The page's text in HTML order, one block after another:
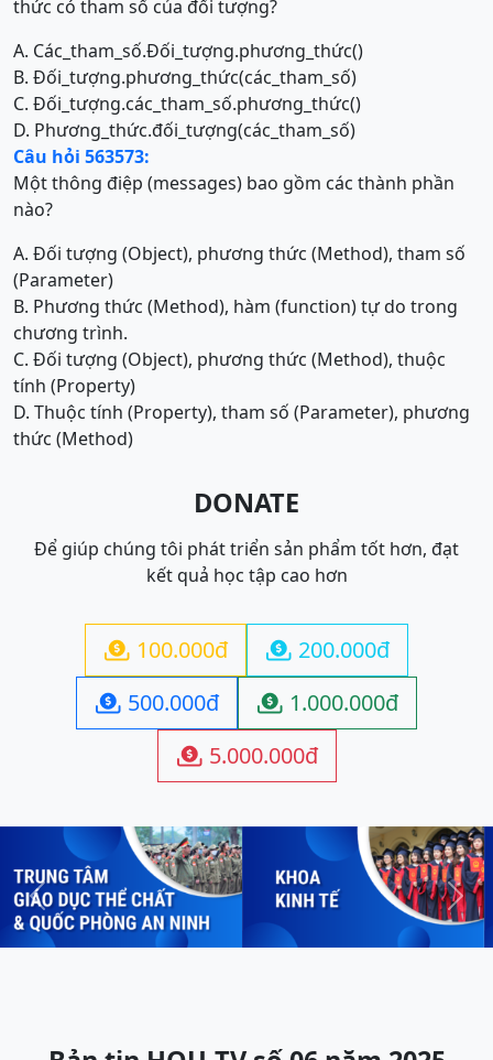
thức có tham số của đối tượng?
A. Các_tham_số.Đối_tượng.phương_thức()
B. Đối_tượng.phương_thức(các_tham_số)
C. Đối_tượng.các_tham_số.phương_thức()
D. Phương_thức.đối_tượng(các_tham_số)
Câu hỏi 563573:
Một thông điệp (messages) bao gồm các thành phần
nào?
A. Đối tượng (Object), phương thức (Method), tham số
(Parameter)
B. Phương thức (Method), hàm (function) tự do trong
chương trình.
C. Đối tượng (Object), phương thức (Method), thuộc
tính (Property)
D. Thuộc tính (Property), tham số (Parameter), phương
thức (Method)
DONATE
Để giúp chúng tôi phát triển sản phẩm tốt hơn, đạt
kết quả học tập cao hơn
 100.000đ  200.000đ
 500.000đ  1.000.000đ
 5.000.000đ
Previous Next